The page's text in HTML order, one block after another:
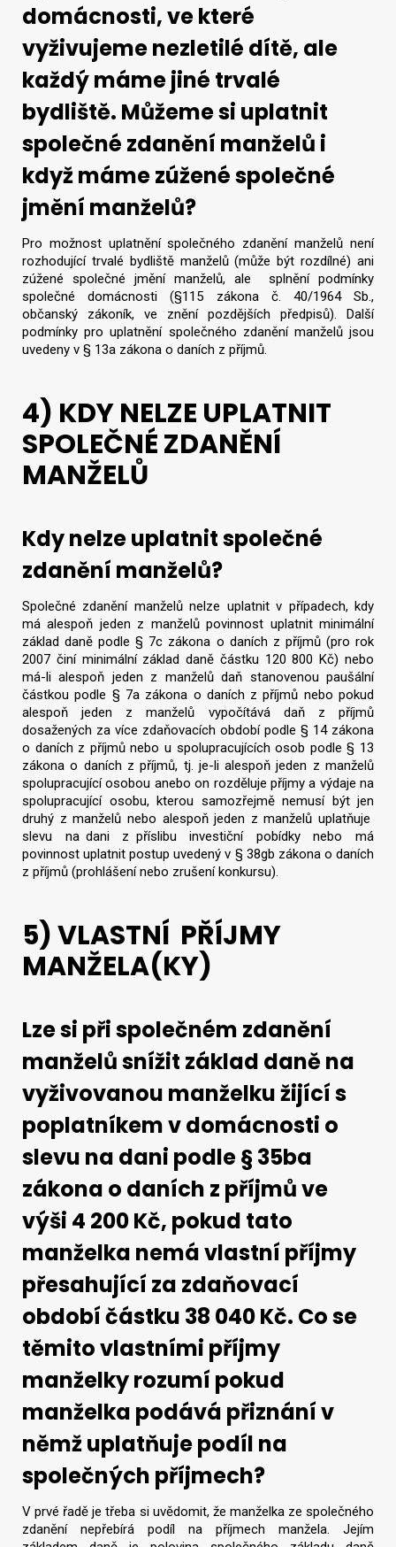
domácnosti, ve které
vyživujeme nezletilé dítě, ale
každý máme jiné trvalé
bydliště. Můžeme si uplatnit
společné zdanění manželů i
když máme zúžené společné
jmění manželů?
Pro možnost uplatnění společného zdanění manželů není
rozhodující trvalé bydliště manželů (může být rozdílné) ani
zúžené společné jmění manželů, ale splnění podmínky
společné domácnosti (§115 zákona č. 40/1964 Sb.,
občanský zákoník, ve znění pozdějších předpisů). Další
podmínky pro uplatnění společného zdanění manželů jsou
uvedeny v § 13a zákona o daních z příjmů.
4) KDY NELZE UPLATNIT
SPOLEČNÉ ZDANĚNÍ
MANŽELŮ
Kdy nelze uplatnit společné
zdanění manželů?
Společné zdanění manželů nelze uplatnit v případech, kdy
má alespoň jeden z manželů povinnost uplatnit minimální
základ daně podle § 7c zákona o daních z příjmů (pro rok
2007 činí minimální základ daně částku 120 800 Kč) nebo
má-li alespoň jeden z manželů daň stanovenou paušální
částkou podle § 7a zákona o daních z příjmů nebo pokud
alespoň jeden z manželů vypočítává daň z příjmů
dosažených za více zdaňovacích období podle § 14 zákona
o daních z příjmů nebo u spolupracujících osob podle § 13
zákona o daních z příjmů, tj. je-li alespoň jeden z manželů
spolupracující osobou anebo on rozděluje příjmy a výdaje na
spolupracující osobu, kterou samozřejmě nemusí být jen
druhý z manželů nebo alespoň jeden z manželů uplatňuje
slevu na dani z příslibu investiční pobídky nebo má
povinnost uplatnit postup uvedený v § 38gb zákona o daních
z příjmů (prohlášení nebo zrušení konkursu).
5) VLASTNÍ PŘÍJMY
MANŽELA(KY)
Lze si při společném zdanění
manželů snížit základ daně na
vyživovanou manželku žijící s
poplatníkem v domácnosti o
slevu na dani podle § 35ba
zákona o daních z příjmů ve
výši 4 200 Kč, pokud tato
manželka nemá vlastní příjmy
přesahující za zdaňovací
období částku 38 040 Kč. Co se
těmito vlastními příjmy
manželky rozumí pokud
manželka podává přiznání v
němž uplatňuje podíl na
společných příjmech?
V prvé řadě je třeba si uvědomit, že manželka ze společného
zdanění nepřebírá podíl na příjmech manžela. Jejím